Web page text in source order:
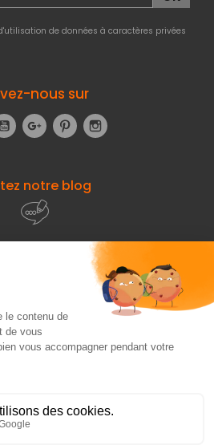
de données à caractères privées
nous sur
YouTubeGoogle+Pinterest
notre blog
de
et nous
?